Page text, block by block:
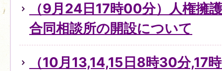
（9月24日17時00分）人権擁
合同相談所の開設について
（10月13,14,15日8時30分,17